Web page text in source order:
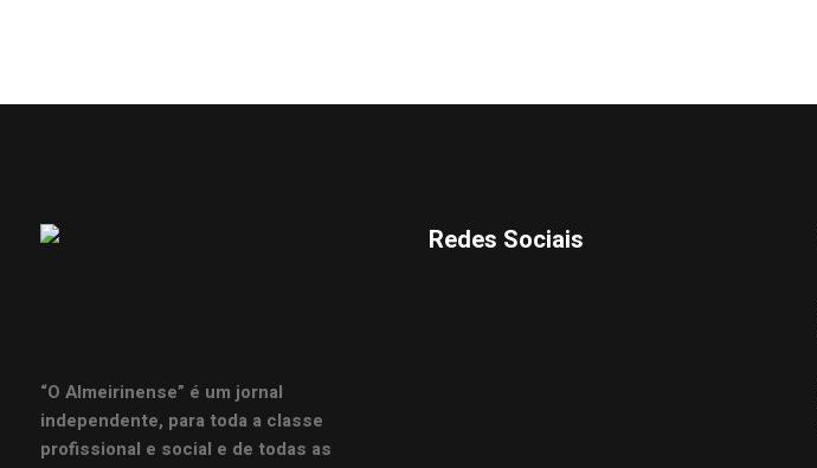
“O Almeirinense” é um jornal
independente, para toda a classe
profissional e social e de todas as
Redes Sociais